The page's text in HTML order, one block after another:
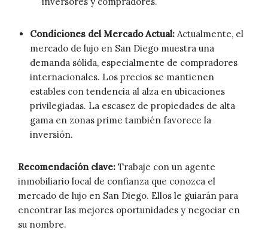
Condiciones del Mercado Actual: Actualmente, el
mercado de lujo en San Diego muestra una
demanda sólida, especialmente de compradores
internacionales. Los precios se mantienen
estables con tendencia al alza en ubicaciones
privilegiadas. La escasez de propiedades de alta
gama en zonas prime también favorece la
inversión.
Recomendación clave: Trabaje con un agente
inmobiliario local de confianza que conozca el
mercado de lujo en San Diego. Ellos le guiarán para
encontrar las mejores oportunidades y negociar en
su nombre.